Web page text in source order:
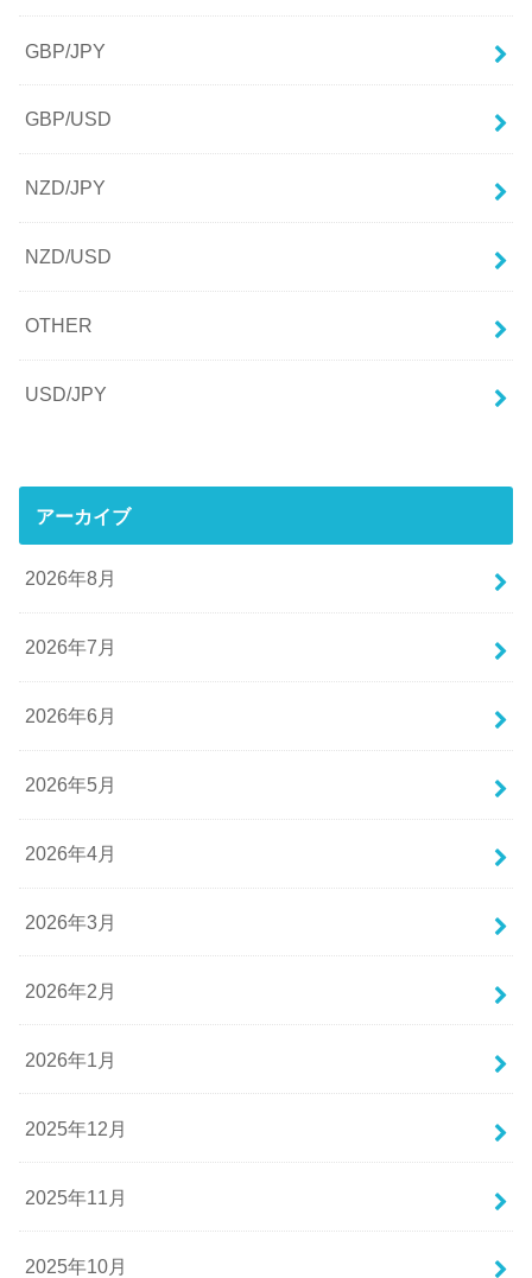
GBP/JPY
GBP/USD
NZD/JPY
NZD/USD
OTHER
USD/JPY
アーカイブ
2026年8月
2026年7月
2026年6月
2026年5月
2026年4月
2026年3月
2026年2月
2026年1月
2025年12月
2025年11月
2025年10月